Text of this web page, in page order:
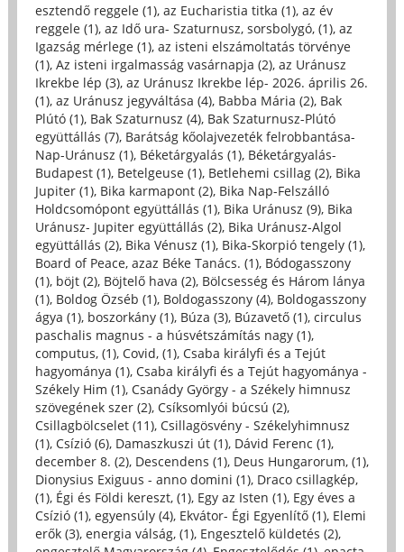
esztendő reggele (1), az Eucharistia titka (1), az év
reggele (1), az Idő ura- Szaturnusz, sorsbolygó, (1), az
Igazság mérlege (1), az isteni elszámoltatás törvénye
(1), Az isteni irgalmasság vasárnapja (2), az Uránusz
Ikrekbe lép (3), az Uránusz Ikrekbe lép- 2026. április 26.
(1), az Uránusz jegyváltása (4), Babba Mária (2), Bak
Plútó (1), Bak Szaturnusz (4), Bak Szaturnusz-Plútó
együttállás (7), Barátság kőolajvezeték felrobbantása-
Nap-Uránusz (1), Béketárgyalás (1), Béketárgyalás-
Budapest (1), Betelgeuse (1), Betlehemi csillag (2), Bika
Jupiter (1), Bika karmapont (2), Bika Nap-Felszálló
Holdcsomópont együttállás (1), Bika Uránusz (9), Bika
Uránusz- Jupiter együttállás (2), Bika Uránusz-Algol
együttállás (2), Bika Vénusz (1), Bika-Skorpió tengely (1),
Board of Peace, azaz Béke Tanács. (1), Bódogasszony
(1), böjt (2), Böjtelő hava (2), Bölcsesség és Három lánya
(1), Boldog Özséb (1), Boldogasszony (4), Boldogasszony
ágya (1), boszorkány (1), Búza (3), Búzavető (1), circulus
paschalis magnus - a húsvétszámítás nagy (1),
computus, (1), Covid, (1), Csaba királyfi és a Tejút
hagyománya (1), Csaba királyfi és a Tejút hagyománya -
Székely Him (1), Csanády György - a Székely himnusz
szövegének szer (2), Csíksomlyói búcsú (2),
Csillagbölcselet (11), Csillagösvény - Székelyhimnusz
(1), Csízió (6), Damaszkuszi út (1), Dávid Ferenc (1),
december 8. (2), Descendens (1), Deus Hungarorum, (1),
Dionysius Exiguus - anno domini (1), Draco csillagkép,
(1), Égi és Földi kereszt, (1), Egy az Isten (1), Egy éves a
Csízió (1), egyensúly (4), Ekvátor- Égi Egyenlítő (1), Elemi
erők (3), energia válság, (1), Engesztelő küldetés (2),